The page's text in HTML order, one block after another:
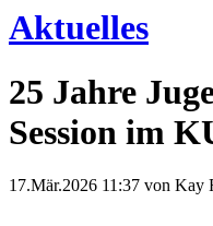
Aktuelles
25 Jahre
Session im
17.Mär.2026 11:37 von Kay